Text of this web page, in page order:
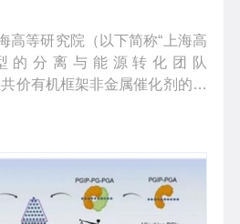
高等研究院（以下简称“上海高
的分离与能源转化团队
价有机框架非金属催化剂的氧
进展，研究成果以“Solvent
为题发表...